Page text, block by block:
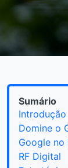
Sumário
Introdução
Domine o
Google no
RF Digital